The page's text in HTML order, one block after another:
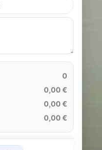
0
0,00 €
0,00 €
0,00 €